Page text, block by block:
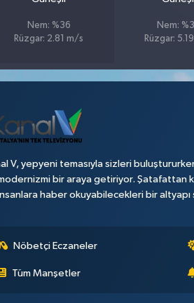
Nem: %36
Rüzgar: 2.81 m/s
Nem:
Rüzgar:
V, yepyeni temasıyla sizleri
bir araya getiriyor. Şatafattan
haber okuyabilecekleri bir altyapı
Nöbetçi Eczaneler
Tüm Manşetler